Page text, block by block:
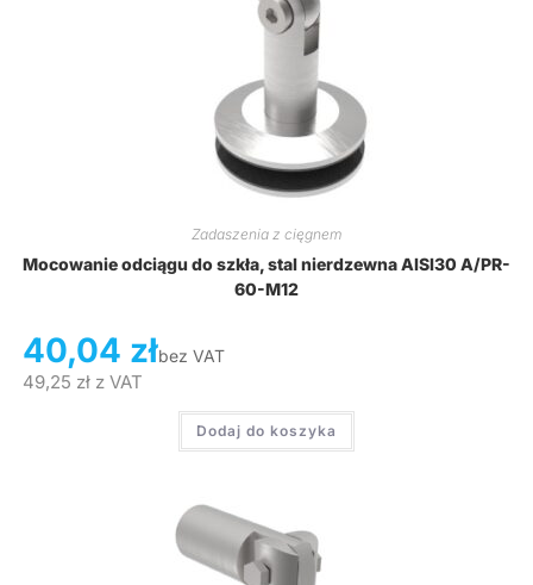
Zadaszenia z cięgnem
Mocowanie odciągu do szkła, stal nierdzewna AISI30 A/PR-
60-M12
40,04 złbez VAT
49,25 złz VAT
Dodaj do koszyka